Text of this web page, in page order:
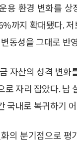
용 환경 변화를
까지 확대됐다.
동성을 그대로
자산의 성격 변
로 자리 잡았다. 남
국내로 복귀하기
의 분기점으로 평